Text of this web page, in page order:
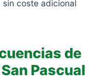
coste adicional
de
Pascual